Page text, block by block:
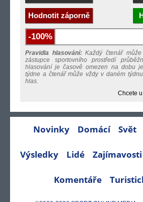
Hodnotit záporně
-100%
Pravidla hlasování:Každý čtenář
zástupce sportovního prostředí
hlasování je časově omezen na dobu
týdne a čtenář může vždy v daném
hlas.
Chcete
Novinky Domácí Svět
Výsledky Lidé Zajímavosti
Komentáře